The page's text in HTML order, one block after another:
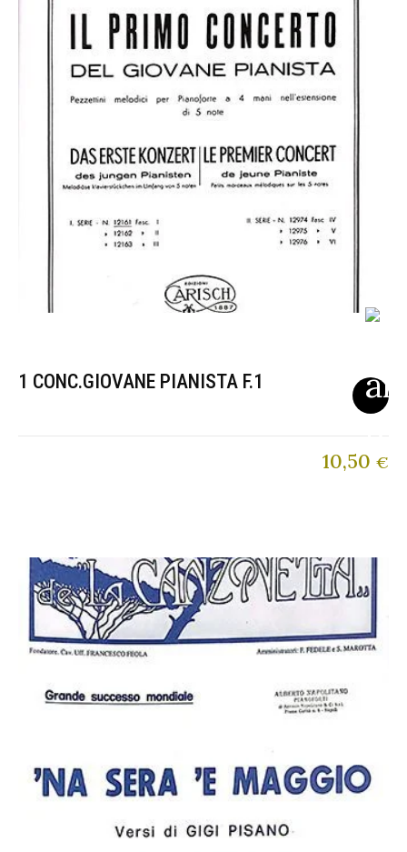
1 CONC.GIOVANE PIANISTA F.1
10,50 €